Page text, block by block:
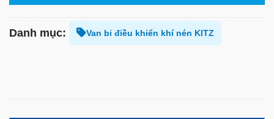
Danh mục: Van bi điều khiển khí nén KITZ